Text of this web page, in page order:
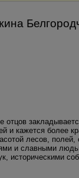
и кажется более
лесов,
и славными
историческими